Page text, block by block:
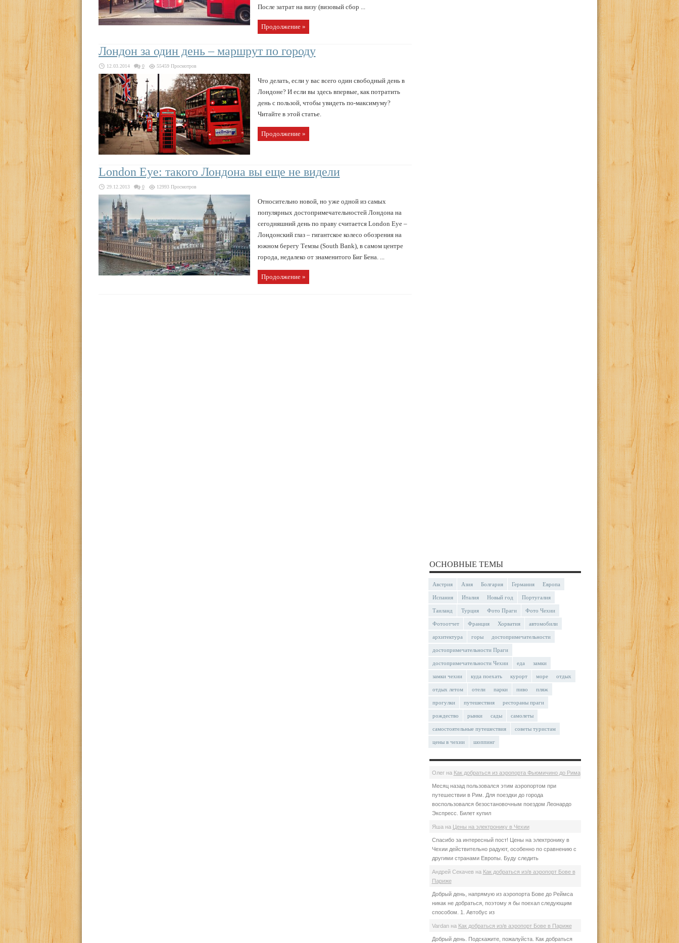
После затрат на визу (визовый сбор ...
Продолжение »
Лондон за один день – маршрут по городу
12.03.2014 0 55459 Просмотров
Что делать, если у вас всего один свободный день в
Лондоне? И если вы здесь впервые, как потратить
день с пользой, чтобы увидеть по-максимуму?
Читайте в этой статье.
Продолжение »
London Eye: такого Лондона вы еще не видели
29.12.2013 0 12993 Просмотров
Относительно новой, но уже одной из самых
популярных достопримечательностей Лондона на
сегодняшний день по праву считается London Eye –
Лондонский глаз – гигантское колесо обозрения на
южном берегу Темзы (South Bank), в самом центре
города, недалеко от знаменитого Биг Бена. ...
Продолжение »
ОСНОВНЫЕ ТЕМЫ
Австрия Азия Болгария Германия Европа
Испания Италия Новый год Португалия
Таиланд Турция Фото Праги Фото Чехии
Фотоотчет Франция Хорватия автомобили
архитектура горы достопримечательности
достопримечательности Праги
достопримечательности Чехии еда замки
замки чехии куда поехать курорт море отдых
отдых летом отели парки пиво пляж
прогулки путешествия рестораны праги
рождество рынки сады самолеты
самостоятельные путешествия советы туристам
цены в чехии шоппинг
Олегна Как добраться из аэропорта Фьюмичино до Рима
Месяц назад пользовался этим аэропортом при
путешествии в Рим. Для поездки до города
воспользовался безостановочным поездом Леонардо
Экспресс. Билет купил
Яша на Цены на электронику в Чехии
Спасибо за интересный пост! Цены на электронику в
Чехии действительно радуют, особенно по сравнению с
другими странами Европы. Буду следить
Андрей Секачев на Как добраться из/в аэропорт Бове в
Париже
Добрый день, напрямую из аэропорта Бове до Реймса
никак не добраться, поэтому я бы поехал следующим
способом. 1. Автобус из
Vardanна Как добраться из/в аэропорт Бове в Париже
Добрый день. Подскажите, пожалуйста. Как добраться